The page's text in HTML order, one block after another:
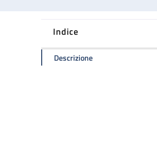
Indice
Descrizionedella pagina Il